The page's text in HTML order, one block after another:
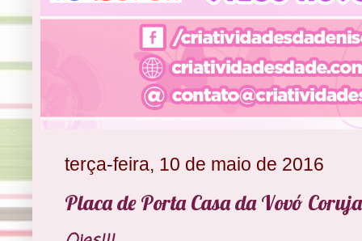
terça-feira, 10 de maio de 2016
Placa de Porta Casa da Vovó Coruja